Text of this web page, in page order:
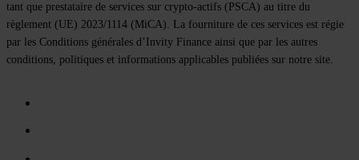
tant que prestataire de services sur crypto-actifs (PSCA) au titre du
règlement (UE) 2023/1114 (MiCA). La fourniture de ces services est régie
par les Conditions générales d’Invity Finance ainsi que par les autres
conditions, politiques et informations applicables publiées sur notre site.